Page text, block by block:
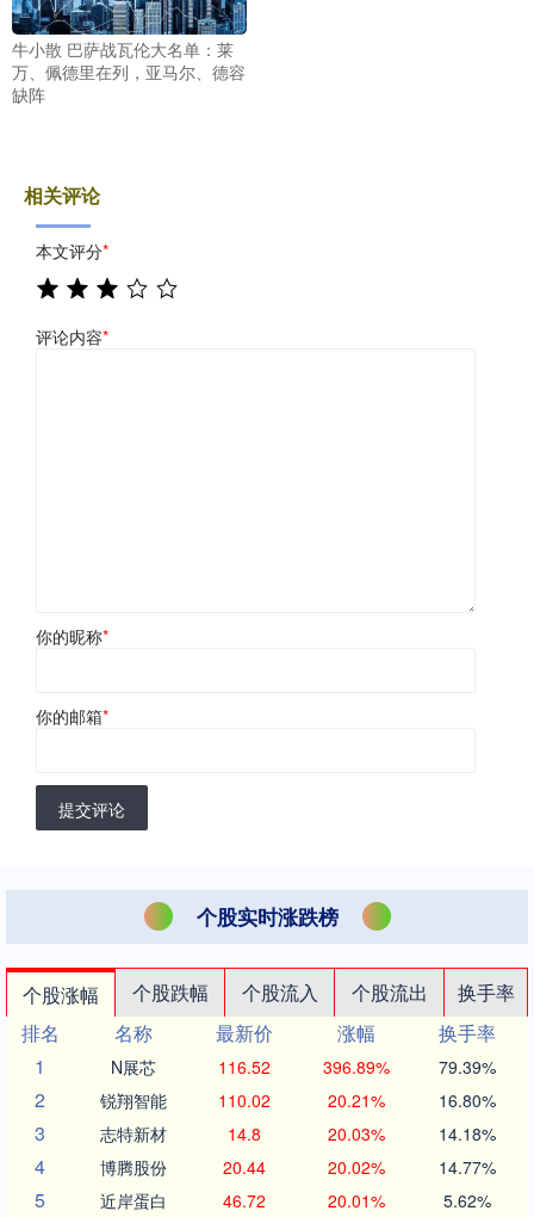
牛小散 巴萨战瓦伦大名单：莱
万、佩德里在列，亚马尔、德容
缺阵
相关评论
本文评分*
评论内容*
你的昵称*
你的邮箱*
提交评论
个股实时涨跌榜
个股涨幅 个股跌幅 个股流入 个股流出
换手率
排名
名称 最新价 涨幅
换手率
1
N展芯 116.52 396.89% 79.39%
2 锐翔智能 110.02 20.21% 16.80%
3 志特新材 14.8 20.03% 14.18%
4 博腾股份 20.44 20.02% 14.77%
5 近岸蛋白 46.72 20.01% 5.62%